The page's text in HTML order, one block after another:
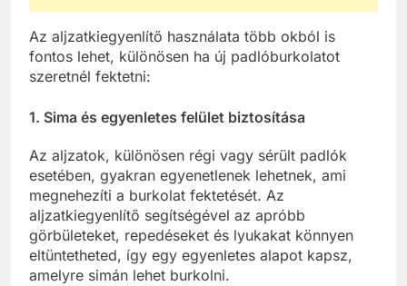
Az aljzatkiegyenlítő használata több okból is
fontos lehet, különösen ha új padlóburkolatot
szeretnél fektetni:
1. Sima és egyenletes felület biztosítása
Az aljzatok, különösen régi vagy sérült padlók
esetében, gyakran egyenetlenek lehetnek, ami
megnehezíti a burkolat fektetését. Az
aljzatkiegyenlítő segítségével az apróbb
görbületeket, repedéseket és lyukakat könnyen
eltüntetheted, így egy egyenletes alapot kapsz,
amelyre simán lehet burkolni.